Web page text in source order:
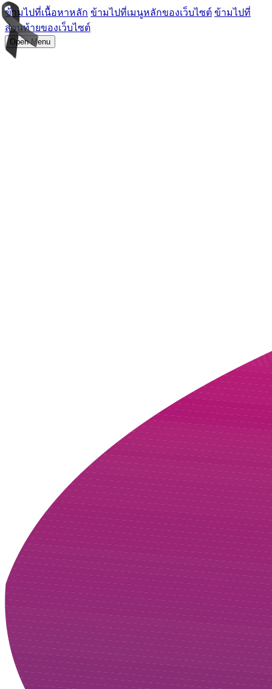
ข้ามไปที่เนื้อหาหลัก ข้ามไปที่เมนูหลักของเว็บไซต์ ข้ามไปที่
ส่วนท้ายของเว็บไซต์
Open Menu